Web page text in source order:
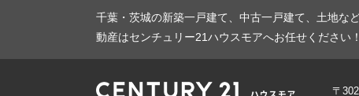
千葉・茨城の新築一戸建て、中古一戸建て、土地な
動産はセンチュリー21ハウスモアへお任せください！
〒